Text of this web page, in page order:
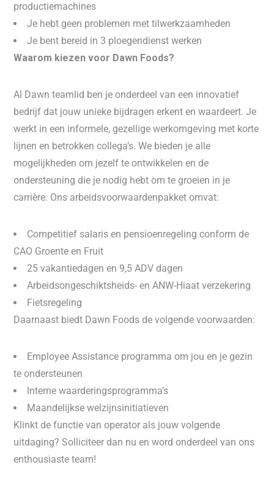
productiemachines
Je hebt geen problemen met tilwerkzaamheden
Je bent bereid in 3 ploegendienst werken
Waarom kiezen voor Dawn Foods?
Al Dawn teamlid ben je onderdeel van een innovatief
bedrijf dat jouw unieke bijdragen erkent en waardeert. Je
werkt in een informele, gezellige werkomgeving met korte
lijnen en betrokken collega’s. We bieden je alle
mogelijkheden om jezelf te ontwikkelen en de
ondersteuning die je nodig hebt om te groeien in je
carrière. Ons arbeidsvoorwaardenpakket omvat:
Competitief salaris en pensioenregeling conform de
CAO Groente en Fruit
25 vakantiedagen en 9,5 ADV dagen
Arbeidsongeschiktsheids- en ANW-Hiaat verzekering
Fietsregeling
Daarnaast biedt Dawn Foods de volgende voorwaarden:
Employee Assistance programma om jou en je gezin
te ondersteunen
Interne waarderingsprogramma’s
Maandelijkse welzijnsinitiatieven
Klinkt de functie van operator als jouw volgende
uitdaging? Solliciteer dan nu en word onderdeel van ons
enthousiaste team!